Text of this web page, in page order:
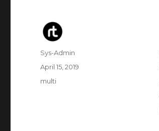
Author
Sys-Admin
Posted
April 15, 2019
Categories
multi